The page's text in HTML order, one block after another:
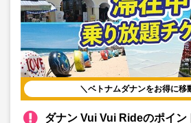
＼ベトナムダナンをお得に移
ダナン Vui Vui Rideのポイン